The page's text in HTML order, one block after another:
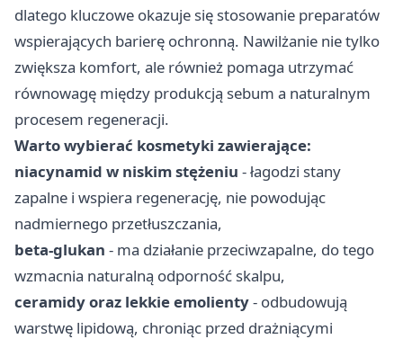
dlatego kluczowe okazuje się stosowanie preparatów
wspierających barierę ochronną. Nawilżanie nie tylko
zwiększa komfort, ale również pomaga utrzymać
równowagę między produkcją sebum a naturalnym
procesem regeneracji.
Warto wybierać kosmetyki zawierające:
niacynamid w niskim stężeniu - łagodzi stany
zapalne i wspiera regenerację, nie powodując
nadmiernego przetłuszczania,
beta-glukan - ma działanie przeciwzapalne, do tego
wzmacnia naturalną odporność skalpu,
ceramidy oraz lekkie emolienty- odbudowują
warstwę lipidową, chroniąc przed drażniącymi